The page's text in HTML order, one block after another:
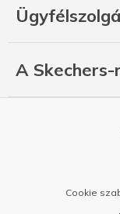
A Skechers-
Cookie